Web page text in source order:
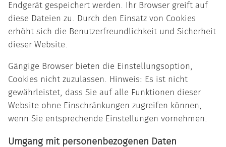
Endgerät gespeichert werden. Ihr Browser greift auf
diese Dateien zu. Durch den Einsatz von Cookies
erhöht sich die Benutzerfreundlichkeit und Sicherheit
dieser Website.
Gängige Browser bieten die Einstellungsoption,
Cookies nicht zuzulassen. Hinweis: Es ist nicht
gewährleistet, dass Sie auf alle Funktionen dieser
Website ohne Einschränkungen zugreifen können,
wenn Sie entsprechende Einstellungen vornehmen.
Umgang mit personenbezogenen Daten